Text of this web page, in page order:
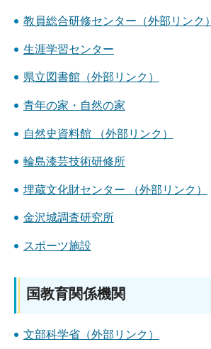
教員総合研修センター（外部リンク）
生涯学習センター
県立図書館（外部リンク）
青年の家・自然の家
自然史資料館 （外部リンク）
輪島漆芸技術研修所
埋蔵文化財センター （外部リンク）
金沢城調査研究所
スポーツ施設
国教育関係機関
文部科学省（外部リンク）